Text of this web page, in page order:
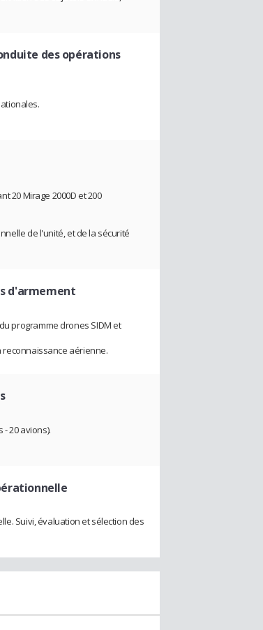
des opérations
20 Mirage 2000D et 200
de l'unité, et de la sécurité
d'armement
programme drones SIDM et
reconnaissance aérienne.
20 avions).
Suivi, évaluation et sélection des